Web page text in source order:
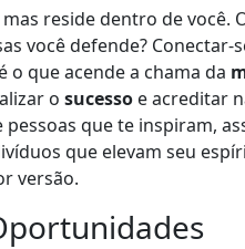
reside dentro de você.
você defende? Conectar-
que acende a chama da
o sucesso e acreditar
que te inspiram,
que elevam seu
versão.